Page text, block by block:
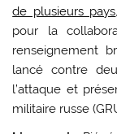
de plusieurs pays
pour la
renseignement
lancé contre
l’attaque et
militaire russe